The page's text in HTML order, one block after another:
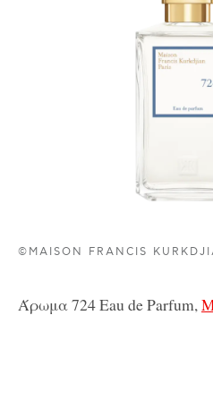
©MAISON FRANCIS
Άρωμα 724 Eau de Parfum,